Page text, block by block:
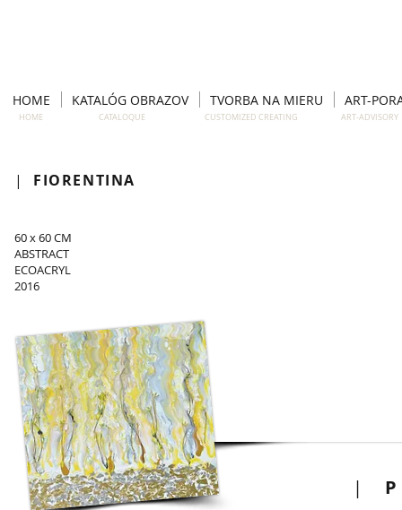
HOME KATALÓG OBRAZOV TVORBA NA MIERU ART-
| FIORENTINA
60 x 60 CM
ABSTRACT
ECOACRYL
2016
|
HOME CATALOQUE CUSTOMIZED CREATING ART-